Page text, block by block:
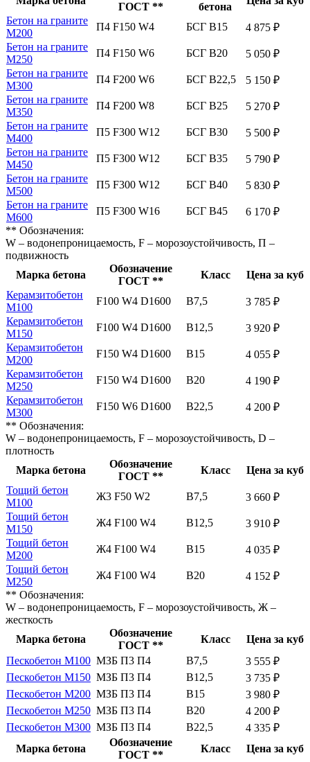
ГОСТ **
бетона
Бетон на граните
М200
П4 F150 W4 БСГ В15
4 875 ₽
Бетон на граните
М250
П4 F150 W6 БСГ В20
5 050 ₽
Бетон на граните
М300
П4 F200 W6 БСГ В22,5
5 150 ₽
Бетон на граните
М350
П4 F200 W8 БСГ В25
5 270 ₽
Бетон на граните
М400
П5 F300 W12 БСГ В30
5 500 ₽
Бетон на граните
М450
П5 F300 W12 БСГ В35
5 790 ₽
Бетон на граните
М500
П5 F300 W12 БСГ В40
5 830 ₽
Бетон на граните
М600
П5 F300 W16 БСГ В45
6 170 ₽
** Обозначения:
W – водонепроницаемость, F – морозоустойчивость, П –
подвижность
Марка бетона
Обозначение
ГОСТ **
Класс
Цена за куб
Керамзитобетон
М100
F100 W4 D1600 В7,5
3 785 ₽
Керамзитобетон
М150
F100 W4 D1600 В12,5
3 920 ₽
Керамзитобетон
М200
F150 W4 D1600 В15
4 055 ₽
Керамзитобетон
М250
F150 W4 D1600 В20
4 190 ₽
Керамзитобетон
М300
F150 W6 D1600 В22,5
4 200 ₽
** Обозначения:
W – водонепроницаемость, F – морозоустойчивость, D –
плотность
Марка бетона
Обозначение
ГОСТ **
Класс
Цена за куб
Тощий бетон
М100
Ж3 F50 W2 В7,5
3 660 ₽
Тощий бетон
М150
Ж4 F100 W4 В12,5
3 910 ₽
Тощий бетон
М200
Ж4 F100 W4 В15
4 035 ₽
Тощий бетон
М250
Ж4 F100 W4 В20
4 152 ₽
** Обозначения:
W – водонепроницаемость, F – морозоустойчивость, Ж –
жесткость
Марка бетона
Обозначение
ГОСТ **
Класс
Цена за куб
Пескобетон М100 МЗБ П3 П4 В7,5
3 555 ₽
Пескобетон М150 МЗБ П3 П4 В12,5
3 735 ₽
Пескобетон М200 МЗБ П3 П4 В15
3 980 ₽
Пескобетон М250 МЗБ П3 П4 В20
4 200 ₽
Пескобетон М300 МЗБ П3 П4 В22,5
4 335 ₽
Марка бетона
Обозначение
ГОСТ **
Класс
Цена за куб